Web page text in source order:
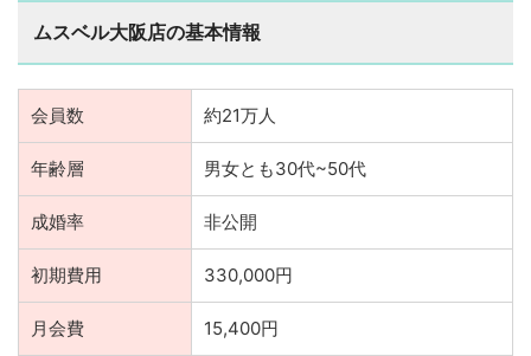
ムスベル大阪店の基本情報
会員数 約21万人
年齢層 男女とも30代~50代
成婚率 非公開
初期費用 330,000円
月会費 15,400円